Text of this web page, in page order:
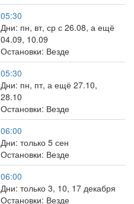
05:30
Дни: пн, вт, ср с 26.08, а ещё
04.09, 10.09
Остановки: Везде
05:30
Дни: пн, пт, а ещё 27.10,
28.10
Остановки: Везде
06:00
Дни: только 5 сен
Остановки: Везде
06:00
Дни: только 3, 10, 17 декабря
Остановки: Везде